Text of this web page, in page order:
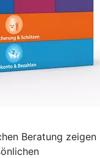
Beratung zeigen